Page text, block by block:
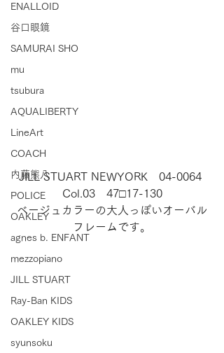
ENALLOID
谷口眼鏡
SAMURAI SHO
mu
tsubura
AQUALIBERTY
LineArt
COACH
内藤熊八
POLICE
OAKLEY
agnes b. ENFANT
mezzopiano
JILL STUART
Ray-Ban KIDS
OAKLEY KIDS
syunsoku
JILL STUART NEWYORK　04-0064
Col.03　47□17-130
ベージュカラーの大人っぽいオーバル
フレームです。